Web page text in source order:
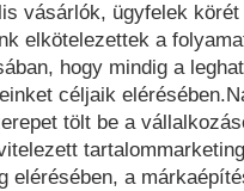
vásárlók, ügyfelek
elkötelezettek a
hogy mindig a
céljaik
tölt be a
elérésében, a